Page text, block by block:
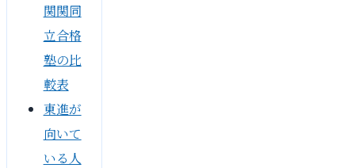
関関同
立合格
塾の比
較表
東進が
向いて
いる人